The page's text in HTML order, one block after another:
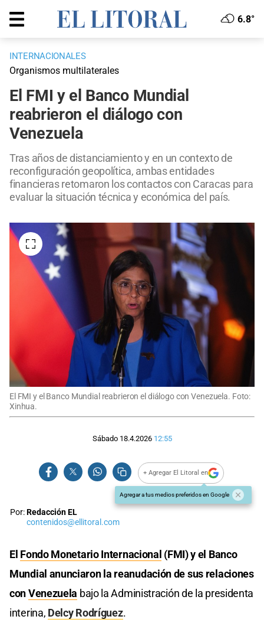
6.8°
INTERNACIONALES
Organismos multilaterales
El FMI y el Banco Mundial
reabrieron el diálogo con
Venezuela
Tras años de distanciamiento y en un contexto de
reconfiguración geopolítica, ambas entidades
financieras retomaron los contactos con Caracas para
evaluar la situación técnica y económica del país.
El FMI y el Banco Mundial reabrieron el diálogo con Venezuela. Foto:
Xinhua.
Sábado 18.4.2026 12:55
+ Agregar El Litoral en
Agregar a tus medios preferidos en Google
Por:Redacción EL
contenidos@ellitoral.com
El Fondo Monetario Internacional (FMI) y el Banco
Mundial anunciaron la reanudación de sus relaciones
conVenezuela bajo la Administración de la presidenta
interina, Delcy Rodríguez.